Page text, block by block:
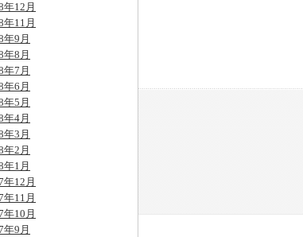
年12月
年11月
年9月
年8月
年7月
年6月
年5月
年4月
年3月
年2月
年1月
年12月
年11月
年10月
年9月